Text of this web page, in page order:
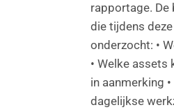
rapportage.
die tijdens
onderzocht: •
• Welke
in aanmerking
dagelijkse